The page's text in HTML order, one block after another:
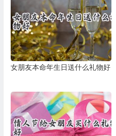
女朋友本命年生日送什么礼物好